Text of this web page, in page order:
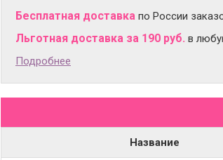
Бесплатная доставка по России
Льготная доставка за 190 руб. в
Подробнее
Название